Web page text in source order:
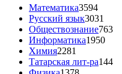
Математика3594
Русский язык3031
Обществознание763
Информатика1950
Химия2281
Татарская лит-ра144